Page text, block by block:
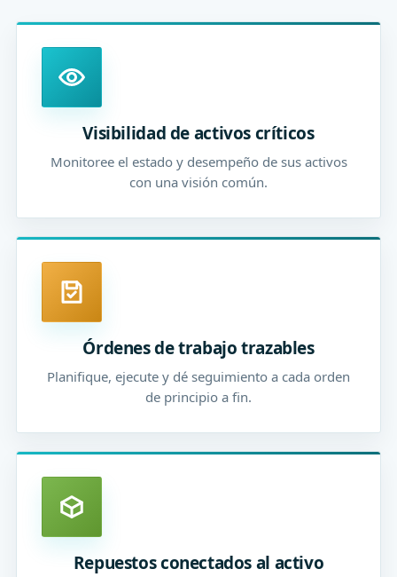
Visibilidad de activos críticos
Monitoree el estado y desempeño de sus activos
con una visión común.
Órdenes de trabajo trazables
Planifique, ejecute y dé seguimiento a cada orden
de principio a fin.
Repuestos conectados al activo